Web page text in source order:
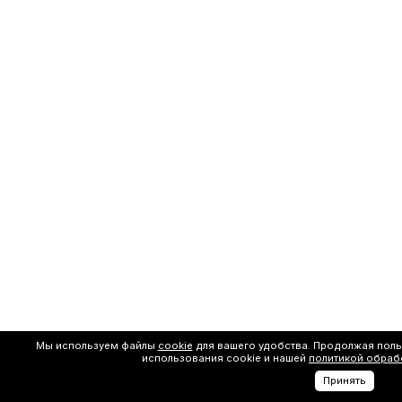
Мы используем файлы cookie для вашего удобства. Продолжая
использования cookie и нашей политикой
Принять